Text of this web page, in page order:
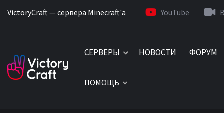
VictoryCraft — сервера Minecraft'a YouTube
СЕРВЕРЫ НОВОСТИ ФОРУМ
ПОМОЩЬ